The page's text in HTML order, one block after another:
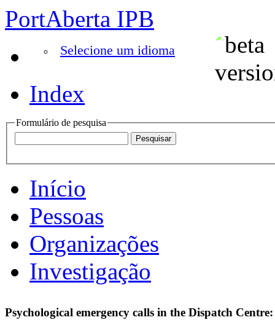
PortAberta IPB
Selecione um idioma
Index
Formulário de pesquisa
Início
Pessoas
Organizações
Investigação
Psychological emergency calls in the Dispatch